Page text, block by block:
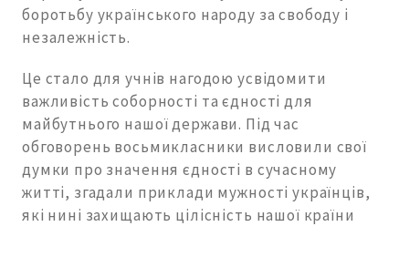
боротьбу українського народу за свободу і
незалежність.
Це стало для учнів нагодою усвідомити
важливість соборності та єдності для
майбутнього нашої держави. Під час
обговорень восьмикласники висловили свої
думки про значення єдності в сучасному
житті, згадали приклади мужності українців,
які нині захищають цілісність нашої країни